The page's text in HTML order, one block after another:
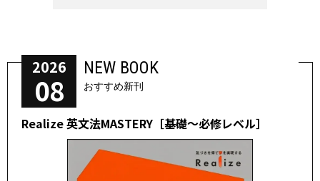
2026
08
NEW BOOK
おすすめ新刊
Realize 英文法MASTERY［基礎～必修レベル］